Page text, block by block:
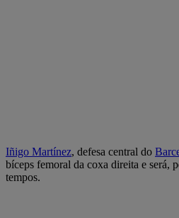
Iñigo Martínez, defesa central do
bíceps femoral da coxa direita e será,
tempos.